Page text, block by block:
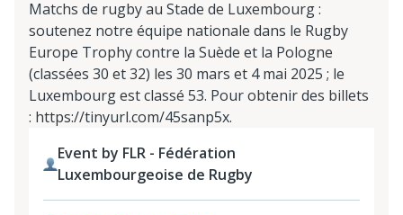
Matchs de rugby au Stade de Luxembourg :
soutenez notre équipe nationale dans le Rugby
Europe Trophy contre la Suède et la Pologne
(classées 30 et 32) les 30 mars et 4 mai 2025 ; le
Luxembourg est classé 53. Pour obtenir des billets
: https://tinyurl.com/45sanp5x.
Event by FLR - Fédération
Luxembourgeoise de Rugby